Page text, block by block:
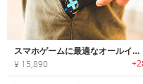
スマホゲームに最適なオールインワンポータブルゲーミングキーボード「Power Vessel（パワーヴェセル）」
¥ 15,890